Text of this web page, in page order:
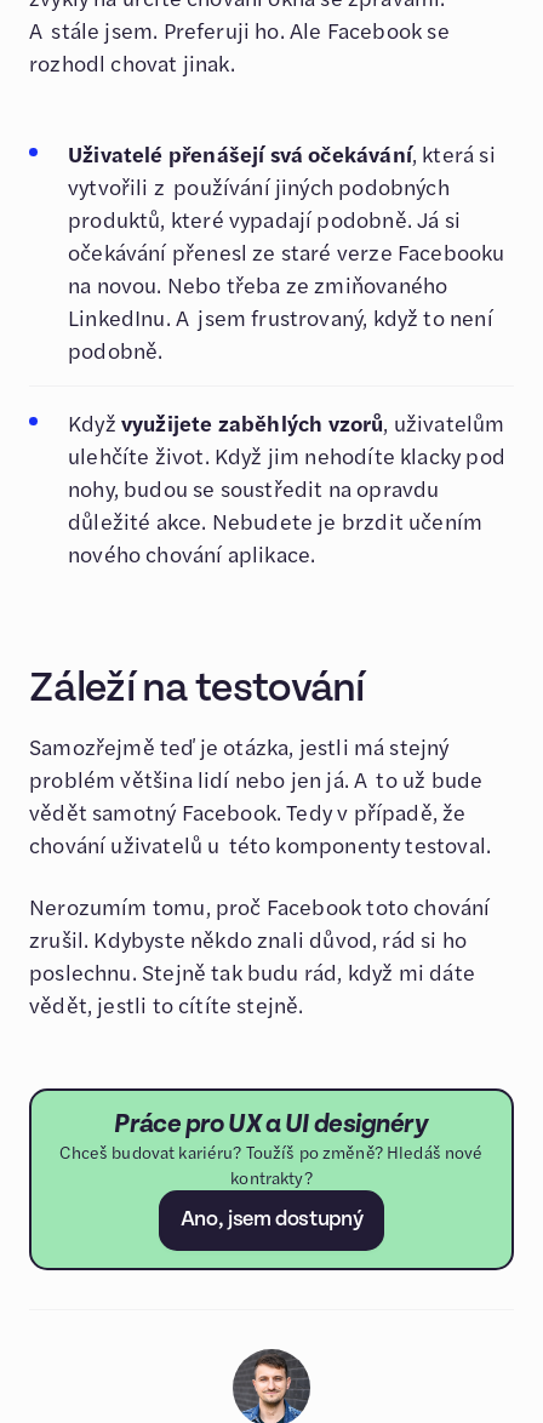
A stále jsem. Preferuji ho. Ale Facebook se
rozhodl chovat jinak.
Uživatelé přenášejí svá očekávání, která si
vytvořili z používání jiných podobných
produktů, které vypadají podobně. Já si
očekávání přenesl ze staré verze Facebooku
na novou. Nebo třeba ze zmiňovaného
LinkedInu. A jsem frustrovaný, když to není
podobně.
Když využijete zaběhlých vzorů, uživatelům
ulehčíte život. Když jim nehodíte klacky pod
nohy, budou se soustředit na opravdu
důležité akce. Nebudete je brzdit učením
nového chování aplikace.
Záleží na testování
Samozřejmě teď je otázka, jestli má stejný
problém většina lidí nebo jen já. A to už bude
vědět samotný Facebook. Tedy v případě, že
chování uživatelů u této komponenty testoval.
Nerozumím tomu, proč Facebook toto chování
zrušil. Kdybyste někdo znali důvod, rád si ho
poslechnu. Stejně tak budu rád, když mi dáte
vědět, jestli to cítíte stejně.
Práce pro UX a UI designéry
Chceš budovat kariéru? Toužíš po změně? Hledáš nové
kontrakty?
Ano, jsem dostupný